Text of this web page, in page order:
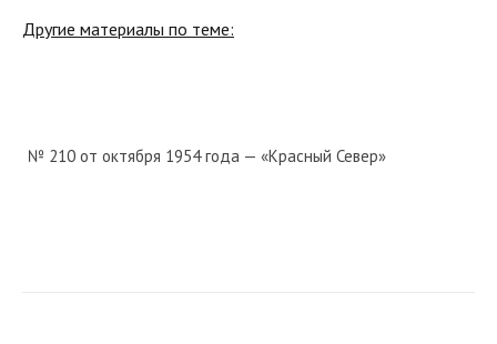
Другие материалы по теме:
№ 210 от октября 1954 года — «Красный Север»